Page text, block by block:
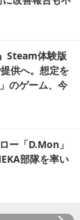
Steam体験版
供へ。想定を
のゲーム、今
ー「D.Mon」
部隊を率い